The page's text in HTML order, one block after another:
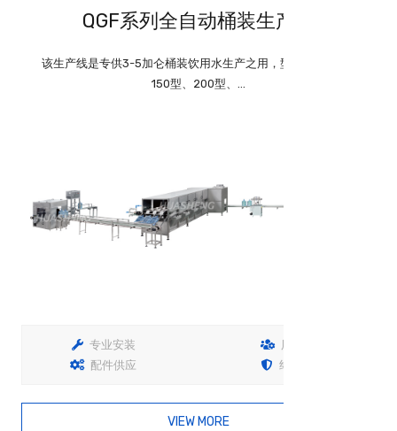
QGF系列全自动桶装生产线
该生产线是专供3-5加仑桶装饮用水生产之用，型号有100型、
150型、200型、...
专业安装
用户培训
配件供应
终生保固
VIEW MORE